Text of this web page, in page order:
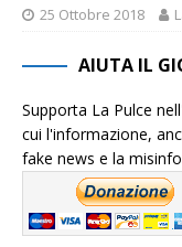
25 Ottobre 2018
AIUTA IL
Supporta La Pulce
cui l'informazione,
fake news e la